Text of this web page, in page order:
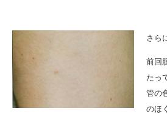
さら
前回
たっ
管の
のほ